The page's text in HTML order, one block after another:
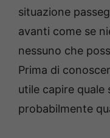
situazione
avanti come se
nessuno che
Prima di
utile capire quale
probabilmente